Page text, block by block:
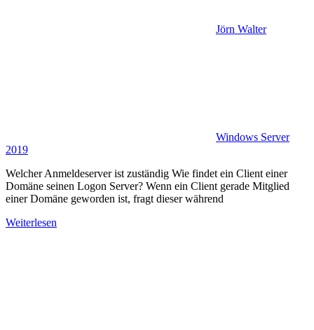
Jörn Walter
Windows Server
2019
Welcher Anmeldeserver ist zuständig Wie findet ein Client einer
Domäne seinen Logon Server? Wenn ein Client gerade Mitglied
einer Domäne geworden ist, fragt dieser während
Weiterlesen